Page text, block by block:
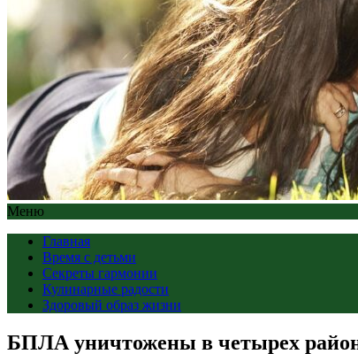
Меню
Главная
Время с детьми
Секреты гармонии
Кулинарные радости
Здоровый образ жизни
БПЛА уничтожены в четырех